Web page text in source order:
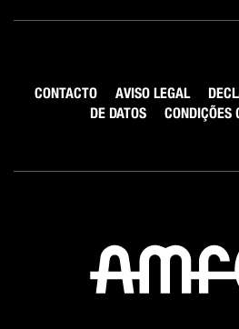
CONTACTO AVISO LEGAL
DE DATOS
CONDIÇÕES